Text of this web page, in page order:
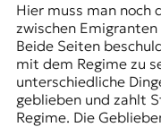
Hier muss man noch
zwischen
Beide Seiten
mit dem Regime zu
unterschiedliche
geblieben und zahlt
Regime. Die